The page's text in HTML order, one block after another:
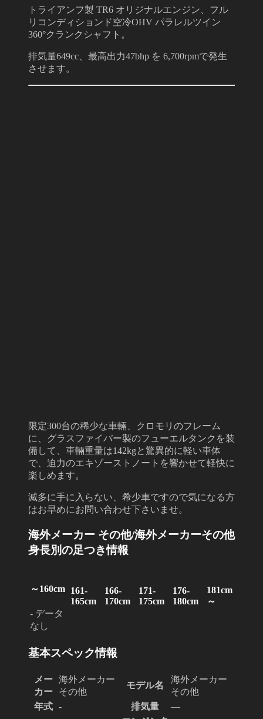
トライアンフ製 TR6 オリジナルエンジン、フル
リコンディションド空冷OHV パラレルツイン
360°クランクシャフト。
排気量649cc、最高出力47bhp を 6,700rpmで発生
させます。
限定300台の稀少な車輛、クロモリのフレーム
に、グラスファイバー製のフューエルタンクを装
備して、車輛重量は142kgと驚異的に軽い車体
で、迫力のエキゾーストノートを響かせて軽快に
楽しめます。
滅多に手に入らない、希少車ですので気になる方
はお早めにお問い合わせ下さいませ。
海外メーカー その他/海外メーカーその他
身長別の足つき情報
～160cm
- データ
なし
161-
165cm
166-
170cm
171-
175cm
176-
180cm
181cm
～
基本スペック情報
メー
カー
海外メーカー
その他
モデル名
海外メーカー
その他
年式
- 排気量
―